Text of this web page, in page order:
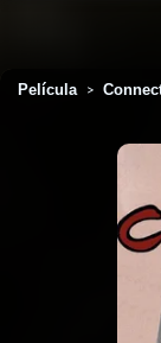
Película >